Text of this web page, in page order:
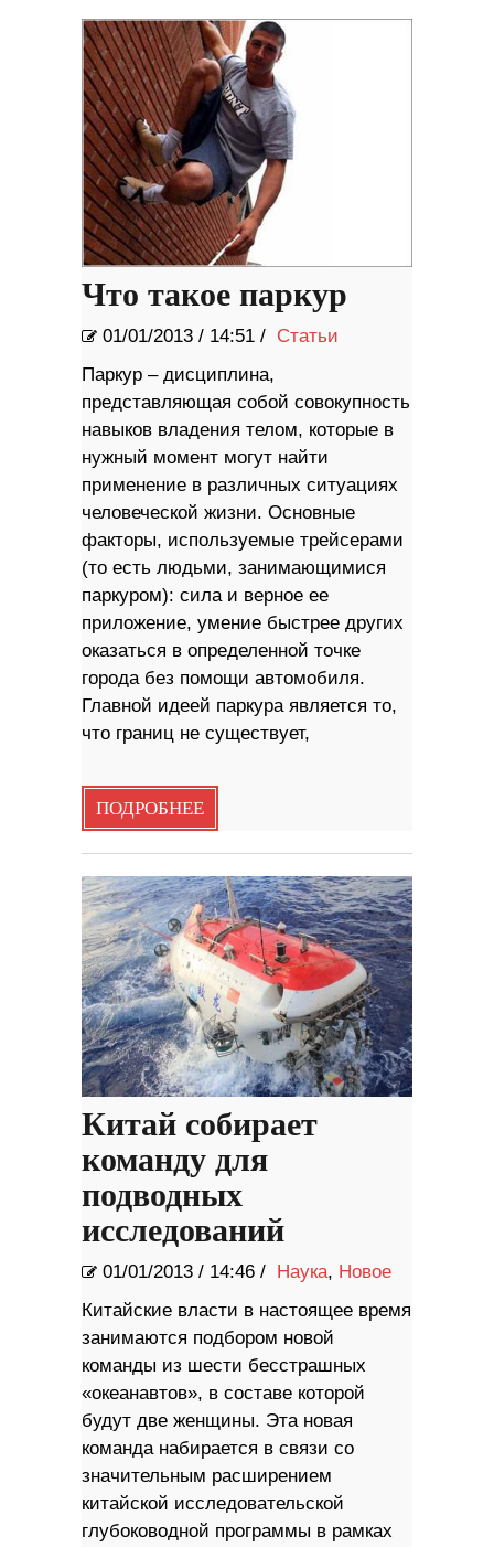
Что такое паркур
01/01/2013 / 14:51 / Статьи
Паркур – дисциплина,
представляющая собой совокупность
навыков владения телом, которые в
нужный момент могут найти
применение в различных ситуациях
человеческой жизни. Основные
факторы, используемые трейсерами
(то есть людьми, занимающимися
паркуром): сила и верное ее
приложение, умение быстрее других
оказаться в определенной точке
города без помощи автомобиля.
Главной идеей паркура является то,
что границ не существует,
ПОДРОБНЕЕ
Китай собирает
команду для
подводных
исследований
01/01/2013 / 14:46 / Наука, Новое
Китайские власти в настоящее время
занимаются подбором новой
команды из шести бесстрашных
«океанавтов», в составе которой
будут две женщины. Эта новая
команда набирается в связи со
значительным расширением
китайской исследовательской
глубоководной программы в рамках